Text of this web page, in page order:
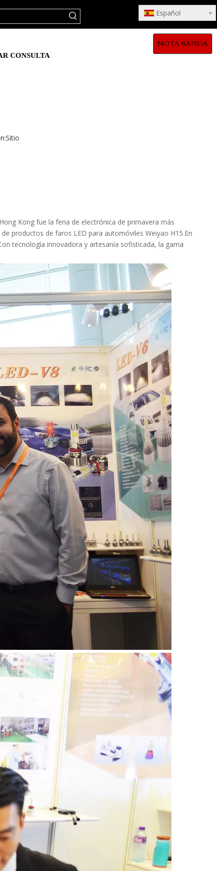
Español
CONSULTA
NOTA RAPIDA
Sitio
Kong fue la feria de electrónica de primavera más
productos de faros LED para automóviles Weiyao H15.En
tecnología innovadora y artesanía sofisticada, la gama